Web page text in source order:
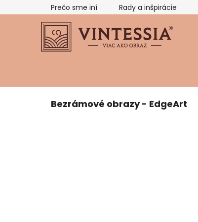
na
Prečo sme iní Rady a inšpirácie
Bezrámové obrazy - EdgeArt